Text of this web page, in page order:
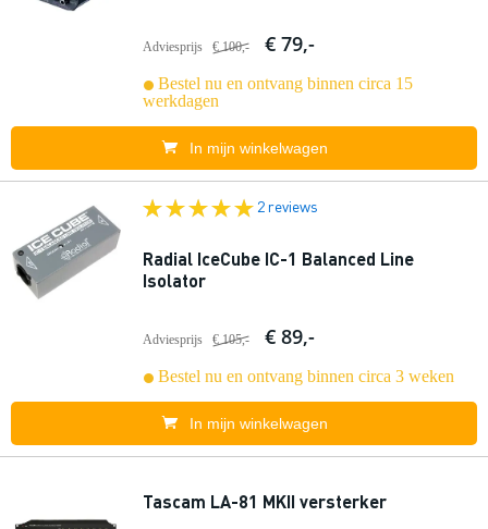
Adviesprijs € 100,- € 79,-
Bestel nu en ontvang binnen circa 15
werkdagen
In mijn winkelwagen
2 reviews
Radial IceCube IC-1 Balanced Line
Isolator
Adviesprijs € 105,- € 89,-
Bestel nu en ontvang binnen circa 3 weken
In mijn winkelwagen
Tascam LA-81 MKII versterker